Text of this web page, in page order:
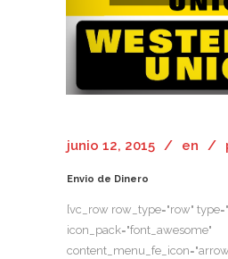
junio 12, 2015 en
Envio de Dinero
[vc_row row_type="row"
icon_pack="font_awesome"